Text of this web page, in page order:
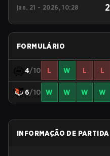
jan. 21 - 2026, 10:28 2
FORMULÁRIO
4/10 L W L L
6/10 W W W W
INFORMAÇÃO DE PARTIDA